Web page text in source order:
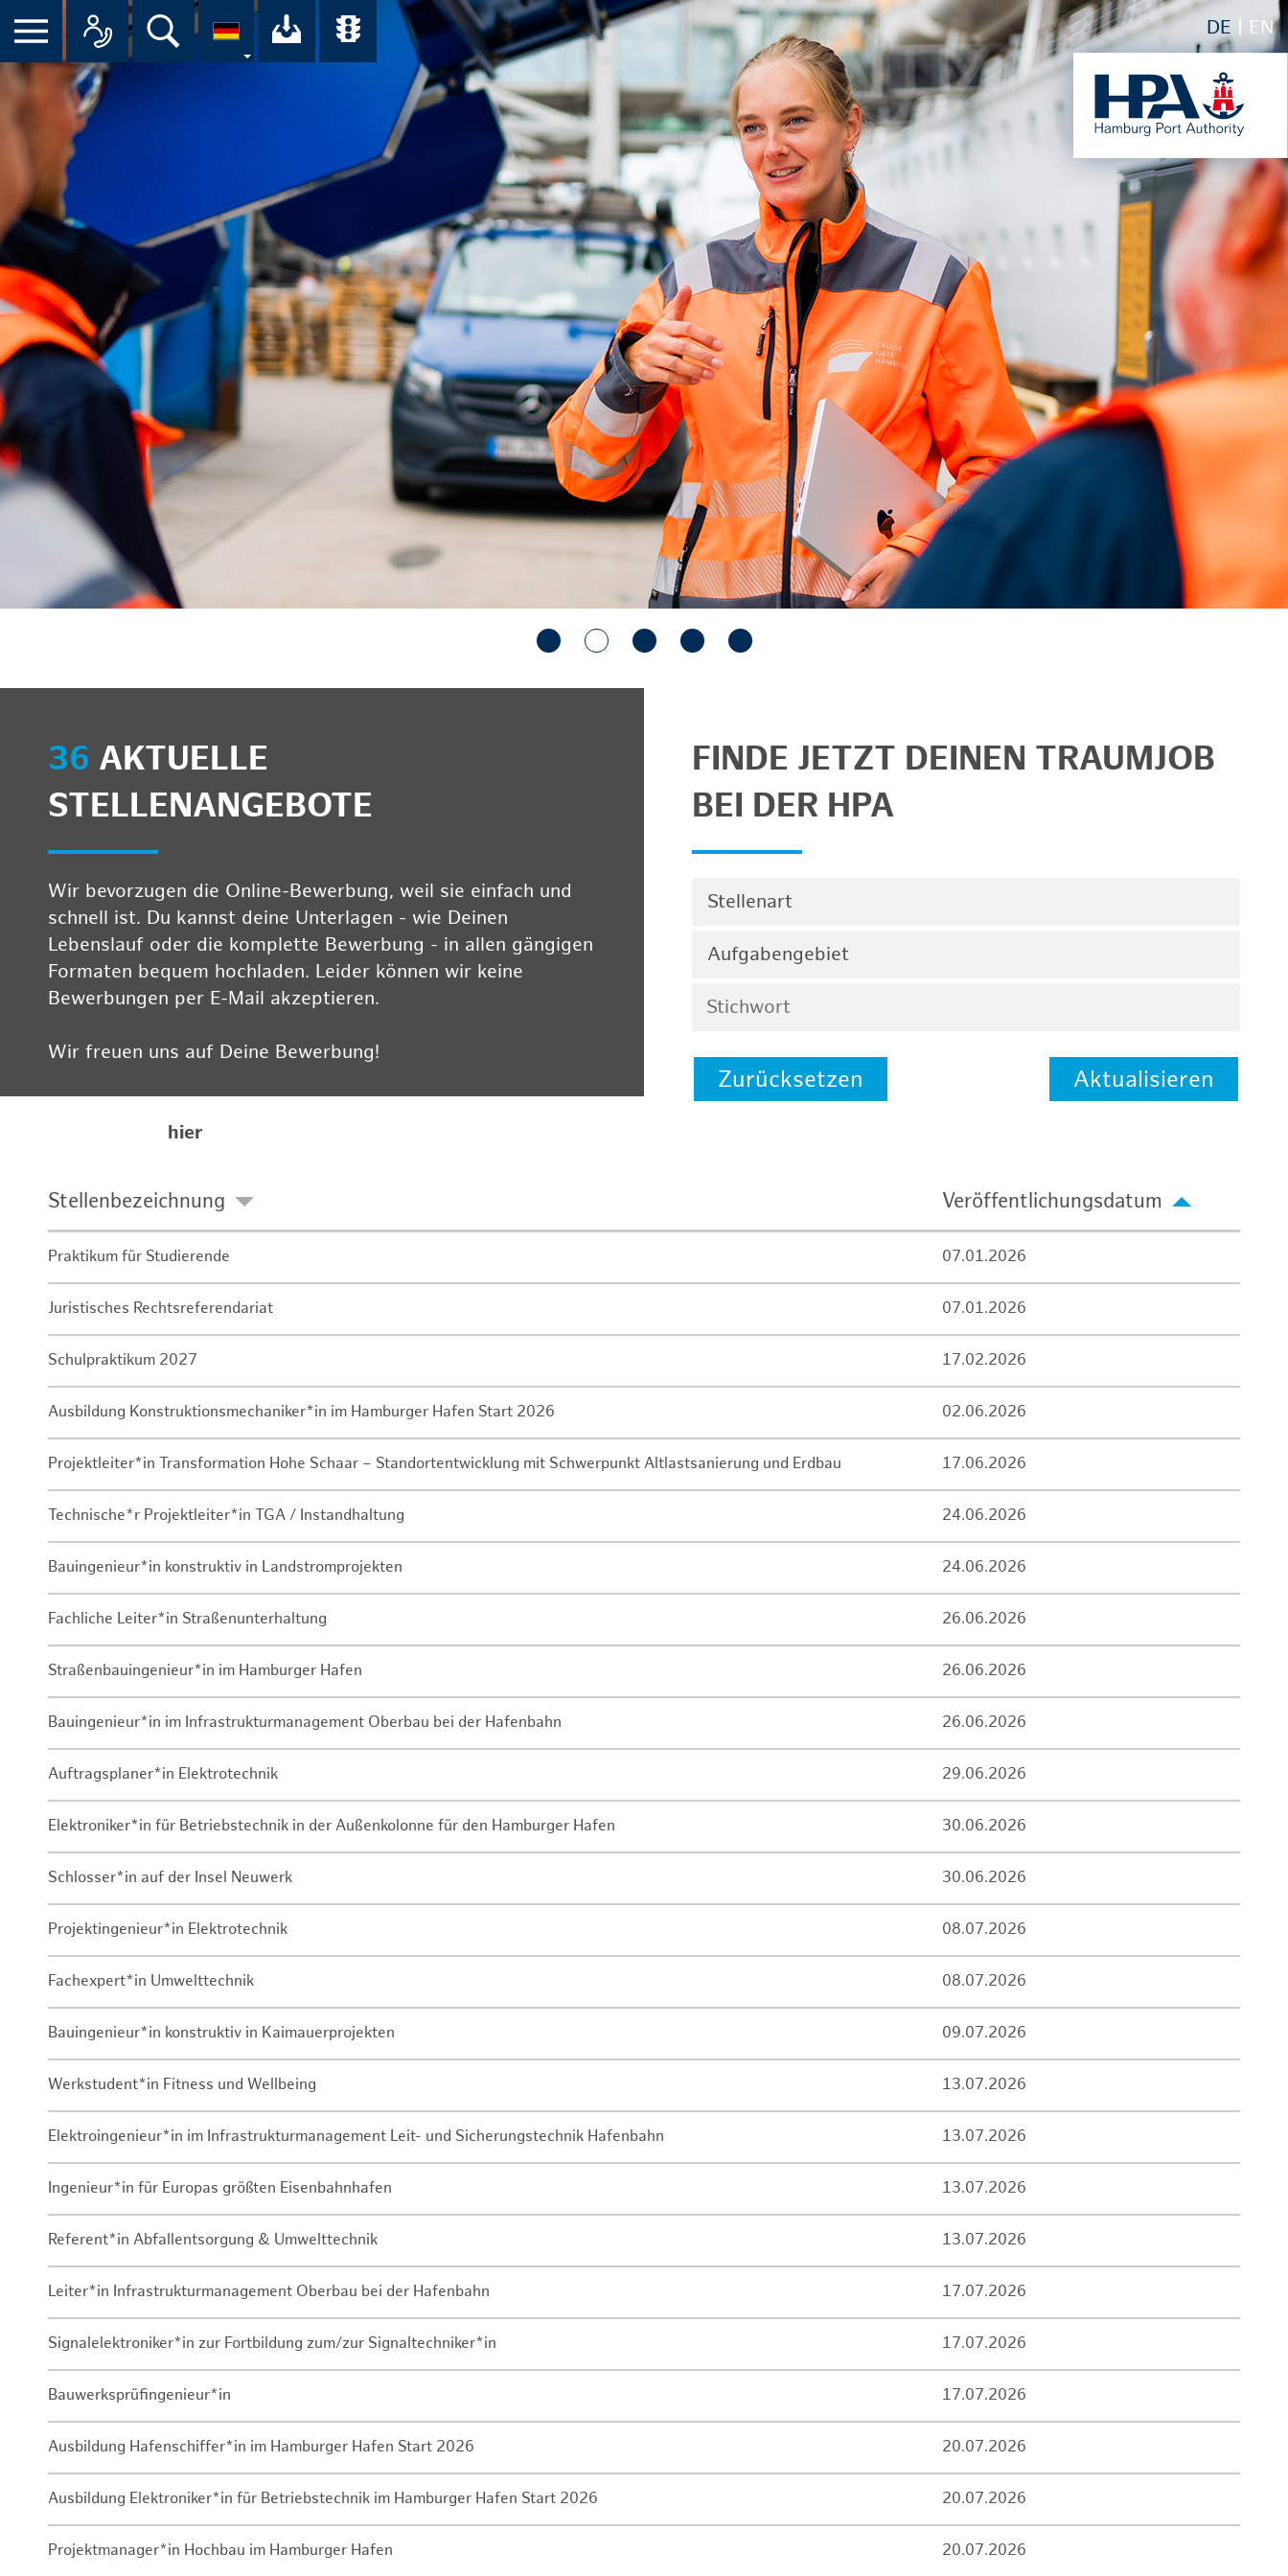
DE EN
Suche Ihr Download-Center der HPA
Übersicht aller Verkehrsmeldungen im Hafen am
36 AKTUELLE
STELLENANGEBOTE
Wir bevorzugen die Online-Bewerbung, weil sie einfach und
schnell ist. Du kannst deine Unterlagen - wie Deinen
Lebenslauf oder die komplette Bewerbung - in allen gängigen
Formaten bequem hochladen. Leider können wir keine
Bewerbungen per E-Mail akzeptieren.
Wir freuen uns auf Deine Bewerbung!
hier
FINDE JETZT DEINEN TRAUMJOB
BEI DER HPA
Stellenart
Aufgabengebiet
Zurücksetzen Aktualisieren
Stellenbezeichnung Veröffentlichungsdatum
Praktikum für Studierende 07.01.2026
Juristisches Rechtsreferendariat 07.01.2026
Schulpraktikum 2027 17.02.2026
Ausbildung Konstruktionsmechaniker*in im Hamburger Hafen Start 2026 02.06.2026
Projektleiter*in Transformation Hohe Schaar – Standortentwicklung mit Schwerpunkt Altlastsanierung und Erdbau 17.06.2026
Technische*r Projektleiter*in TGA / Instandhaltung 24.06.2026
Bauingenieur*in konstruktiv in Landstromprojekten 24.06.2026
Fachliche Leiter*in Straßenunterhaltung 26.06.2026
Straßenbauingenieur*in im Hamburger Hafen 26.06.2026
Bauingenieur*in im Infrastrukturmanagement Oberbau bei der Hafenbahn 26.06.2026
Auftragsplaner*in Elektrotechnik 29.06.2026
Elektroniker*in für Betriebstechnik in der Außenkolonne für den Hamburger Hafen 30.06.2026
Schlosser*in auf der Insel Neuwerk 30.06.2026
Projektingenieur*in Elektrotechnik 08.07.2026
Fachexpert*in Umwelttechnik 08.07.2026
Bauingenieur*in konstruktiv in Kaimauerprojekten 09.07.2026
Werkstudent*in Fitness und Wellbeing 13.07.2026
Elektroingenieur*in im Infrastrukturmanagement Leit- und Sicherungstechnik Hafenbahn 13.07.2026
Ingenieur*in für Europas größten Eisenbahnhafen 13.07.2026
Referent*in Abfallentsorgung & Umwelttechnik 13.07.2026
Leiter*in Infrastrukturmanagement Oberbau bei der Hafenbahn 17.07.2026
Signalelektroniker*in zur Fortbildung zum/zur Signaltechniker*in 17.07.2026
Bauwerksprüfingenieur*in 17.07.2026
Ausbildung Hafenschiffer*in im Hamburger Hafen Start 2026 20.07.2026
Ausbildung Elektroniker*in für Betriebstechnik im Hamburger Hafen Start 2026 20.07.2026
Projektmanager*in Hochbau im Hamburger Hafen 20.07.2026